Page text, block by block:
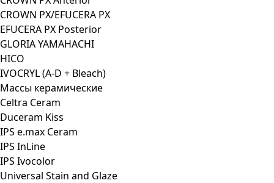
CROWN PX/EFUCERA PX
EFUCERA PX Posterior
GLORIA YAMAHACHI
HICO
IVOCRYL (A-D + Bleach)
Массы керамические
Celtra Ceram
Duceram Kiss
IPS e.max Ceram
IPS InLine
IPS Ivocolor
Universal Stain and Glaze